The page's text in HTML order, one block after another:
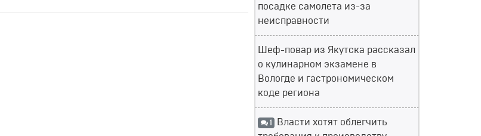
посадке самолета из-за
неисправности
Шеф-повар из Якутска рассказал
о кулинарном экзамене в
Вологде и гастрономическом
коде региона
1 Власти хотят облегчить